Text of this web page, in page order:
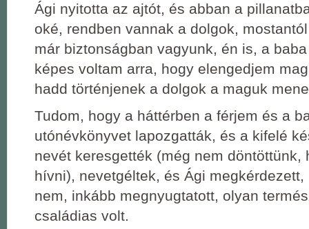
Ági nyitotta az ajtót, és abban a
oké, rendben vannak a dolgok,
már biztonságban vagyunk, én is, a
képes voltam arra, hogy elengedjem
hadd történjenek a dolgok a maguk
Tudom, hogy a háttérben a férjem és a
utónévkönyvet lapozgatták, és a kifelé
nevét keresgették (még nem döntöttünk,
hívni), nevetgéltek, és Ági
nem, inkább megnyugtatott, olyan
családias volt.